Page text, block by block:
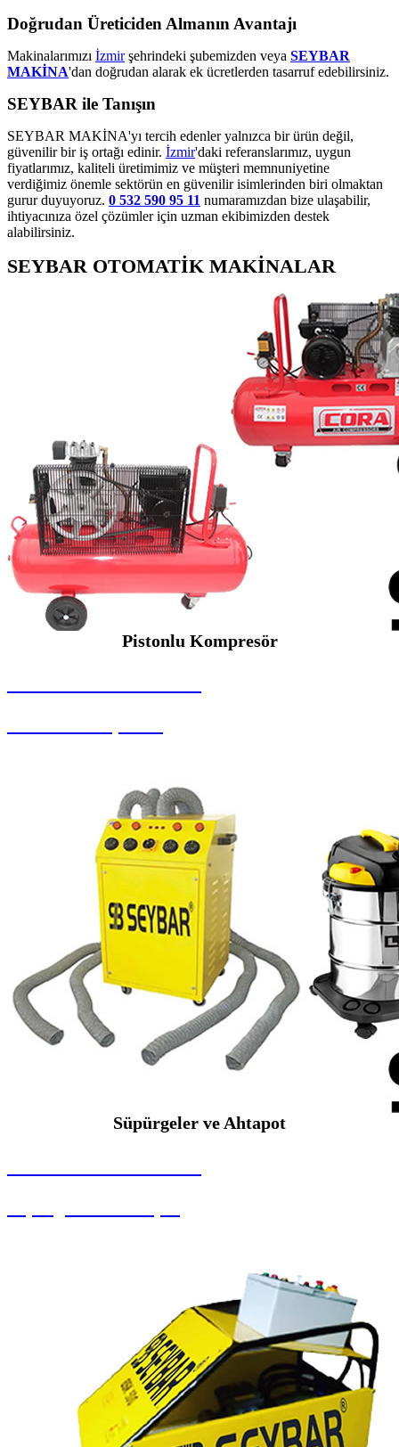
Doğrudan Üreticiden Almanın Avantajı
Makinalarımızı İzmirşehrindeki şubemizden veya SEYBAR
MAKİNA'dan doğrudan alarak ek ücretlerden tasarruf edebilirsiniz.
SEYBAR ile Tanışın
SEYBAR MAKİNA'yı tercih edenler yalnızca bir ürün değil,
güvenilir bir iş ortağı edinir. İzmir'daki referanslarımız, uygun
fiyatlarımız, kaliteli üretimimiz ve müşteri memnuniyetine
verdiğimiz önemle sektörün en güvenilir isimlerinden biri olmaktan
gurur duyuyoruz. 0 532 590 95 11 numaramızdan bize ulaşabilir,
ihtiyacınıza özel çözümler için uzman ekibimizden destek
alabilirsiniz.
SEYBAR OTOMATİK MAKİNALAR
Pistonlu Kompresör
Süpürgeler ve Ahtapot